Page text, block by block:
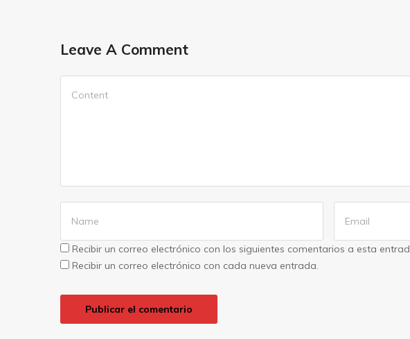
Leave A Comment
Recibir un correo electrónico con los siguientes comentarios a esta
Recibir un correo electrónico con cada nueva entrada.